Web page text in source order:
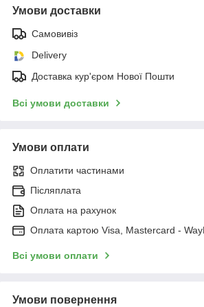
Умови доставки
Самовивіз
Delivery
Доставка кур'єром Нової Пошти
Всі умови доставки
Умови оплати
Оплатити частинами
Післяплата
Оплата на рахунок
Оплата картою Visa, Mastercard -
Всі умови оплати
Умови повернення